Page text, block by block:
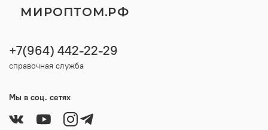
МИРОПТОМ.РФ
+7(964) 442-22-29
справочная служба
Мы в соц. сетях